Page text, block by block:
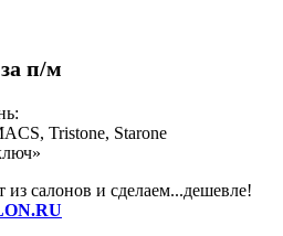
за п/м
Tristone, Starone
салонов и сделаем...дешевле!